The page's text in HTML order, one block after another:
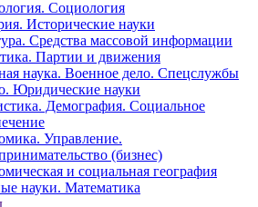
Социология
Исторические науки
Средства массовой информации
Партии и движения
наука. Военное дело. Спецслужбы
Юридические науки
Демография. Социальное
Управление.
(бизнес)
и социальная география
науки. Математика